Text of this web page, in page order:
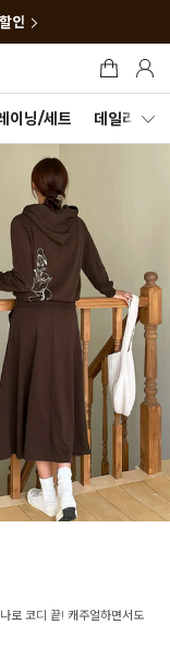
인
이닝/세트 데일리세트
로 코디 끝! 캐주얼하면서도